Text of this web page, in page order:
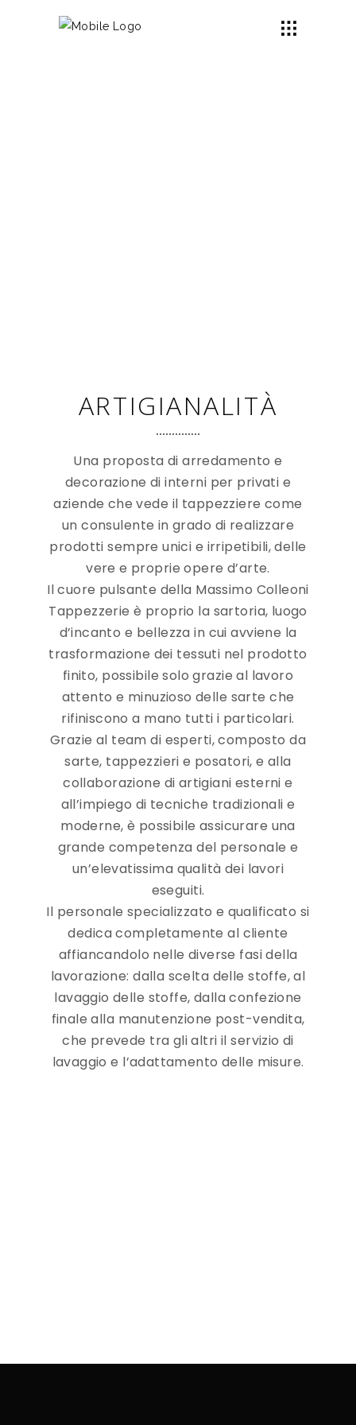
ARTIGIANALITÀ
Una proposta di arredamento e
decorazione di interni per privati e
aziende che vede il tappezziere come
un consulente in grado di realizzare
prodotti sempre unici e irripetibili, delle
vere e proprie opere d’arte.
Il cuore pulsante della Massimo Colleoni
Tappezzerie è proprio la sartoria, luogo
d’incanto e bellezza in cui avviene la
trasformazione dei tessuti nel prodotto
finito, possibile solo grazie al lavoro
attento e minuzioso delle sarte che
rifiniscono a mano tutti i particolari.
Grazie al team di esperti, composto da
sarte, tappezzieri e posatori, e alla
collaborazione di artigiani esterni e
all’impiego di tecniche tradizionali e
moderne, è possibile assicurare una
grande competenza del personale e
un’elevatissima qualità dei lavori
eseguiti.
Il personale specializzato e qualificato si
dedica completamente al cliente
affiancandolo nelle diverse fasi della
lavorazione: dalla scelta delle stoffe, al
lavaggio delle stoffe, dalla confezione
finale alla manutenzione post-vendita,
che prevede tra gli altri il servizio di
lavaggio e l’adattamento delle misure.